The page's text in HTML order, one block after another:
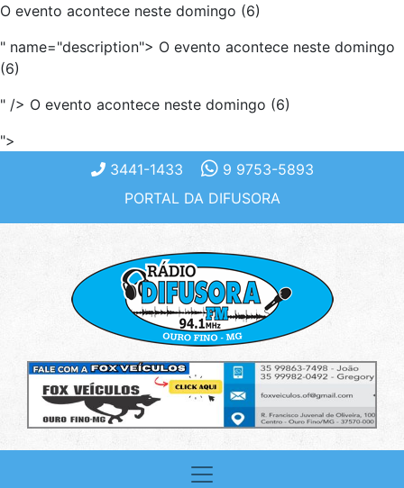
O evento acontece neste domingo (6)
" name="description"> O evento acontece neste domingo
(6)
" /> O evento acontece neste domingo (6)
">
3441-1433
9 9753-5893
PORTAL DA DIFUSORA